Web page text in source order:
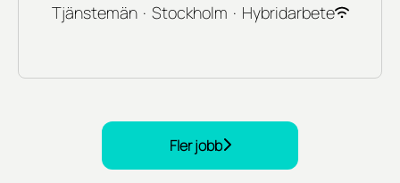
Tjänstemän · Stockholm · Hybridarbete
Fler jobb